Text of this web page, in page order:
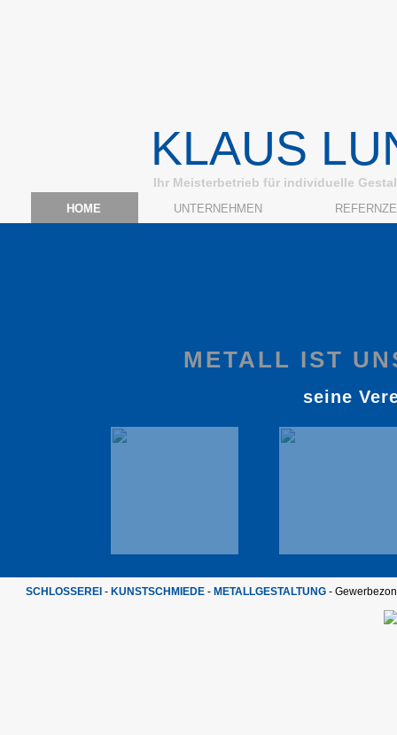
KLAUS
Ihr Meisterbetrieb für individuelle
HOME UNTERNEHMEN
METALL IST
seine
SCHLOSSEREI - KUNSTSCHMIEDE - METALLGESTALTUNG -